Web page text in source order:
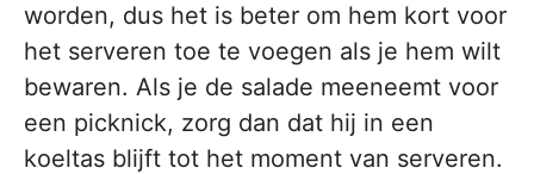
worden, dus het is beter om hem kort voor
het serveren toe te voegen als je hem wilt
bewaren. Als je de salade meeneemt voor
een picknick, zorg dan dat hij in een
koeltas blijft tot het moment van serveren.